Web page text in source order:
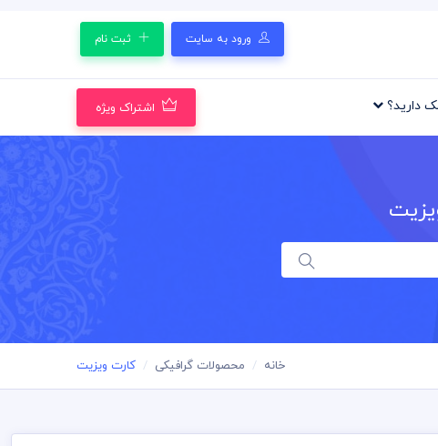
ورود به سایت ثبت نام
دارید؟ اشتراک ویژه
خانه محصولات گرافیکی کارت ویزیت